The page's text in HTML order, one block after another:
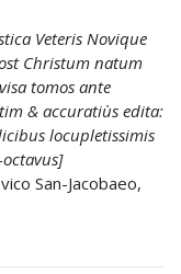
Veteris Novique
Christum natum
tomos ante
& accuratiùs edita:
locupletissimis
San-Jacobaeo,